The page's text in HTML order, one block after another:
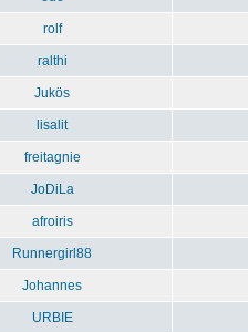
rolf
ralthi
Jukös
lisalit
freitagnie
JoDiLa
afroiris
Runnergirl88
Johannes
URBIE